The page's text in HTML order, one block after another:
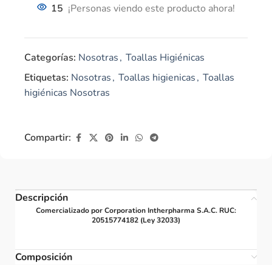
15 ¡Personas viendo este producto ahora!
Categorías: Nosotras, Toallas Higiénicas
Etiquetas: Nosotras, Toallas higienicas, Toallas
higiénicas Nosotras
Compartir:
Descripción
Comercializado por Corporation Intherpharma S.A.C. RUC:
20515774182 (Ley 32033)
Composición